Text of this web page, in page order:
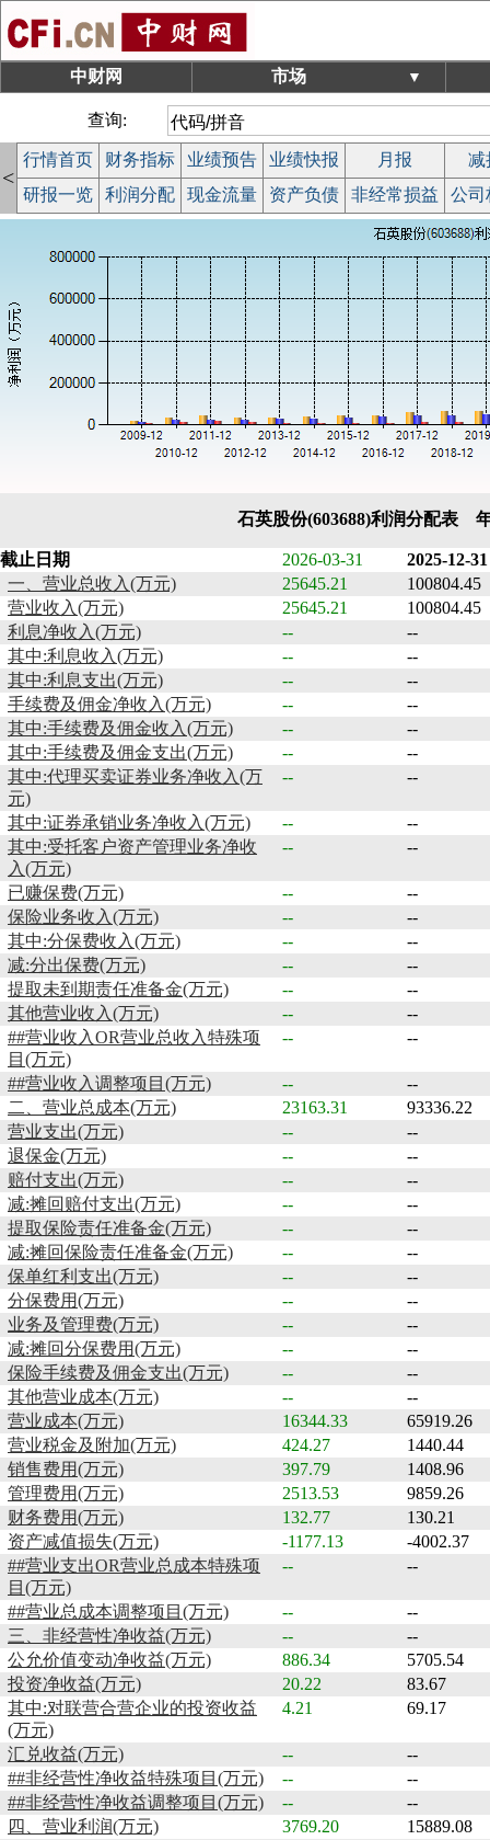
中财网 市场 ▼
查询:
<
行情首页 财务指标 业绩预告 业绩快报 月报
减
研报一览
利润分配 现金流量 资产负债 非经常损益 公司
石英股份(603688)利润分配表
截止日期 2026-03-31
2025-12-31
一、营业总收入(万元)
25645.21
100804.45
营业收入(万元)
25645.21
100804.45
利息净收入(万元)
--
--
其中:利息收入(万元)
--
--
其中:利息支出(万元)
--
--
手续费及佣金净收入(万元)
--
--
其中:手续费及佣金收入(万元)
--
--
其中:手续费及佣金支出(万元)
--
--
其中:代理买卖证券业务净收入(万
元)
-- --
其中:证券承销业务净收入(万元) --
--
其中:受托客户资产管理业务净收
入(万元)
-- --
已赚保费(万元) --
--
保险业务收入(万元)
--
--
其中:分保费收入(万元)
--
--
减:分出保费(万元)
--
--
提取未到期责任准备金(万元)
--
--
其他营业收入(万元)
--
--
##营业收入OR营业总收入特殊项
目(万元)
-- --
##营业收入调整项目(万元) --
--
二、营业总成本(万元)
23163.31
93336.22
营业支出(万元)
--
--
退保金(万元)
--
--
赔付支出(万元)
--
--
减:摊回赔付支出(万元)
--
--
提取保险责任准备金(万元)
--
--
减:摊回保险责任准备金(万元)
--
--
保单红利支出(万元)
--
--
分保费用(万元)
--
--
业务及管理费(万元)
--
--
减:摊回分保费用(万元)
--
--
保险手续费及佣金支出(万元)
--
--
其他营业成本(万元)
--
--
营业成本(万元)
16344.33
65919.26
营业税金及附加(万元)
424.27
1440.44
销售费用(万元)
397.79
1408.96
管理费用(万元)
2513.53
9859.26
财务费用(万元)
132.77
130.21
资产减值损失(万元)
-1177.13
-4002.37
##营业支出OR营业总成本特殊项
目(万元)
-- --
##营业总成本调整项目(万元) --
--
三、非经营性净收益(万元)
--
--
公允价值变动净收益(万元)
886.34
5705.54
投资净收益(万元)
20.22
83.67
其中:对联营合营企业的投资收益
(万元)
4.21 69.17
汇兑收益(万元) --
--
##非经营性净收益特殊项目(万元)
--
--
##非经营性净收益调整项目(万元)
--
--
四、营业利润(万元)
3769.20
15889.08